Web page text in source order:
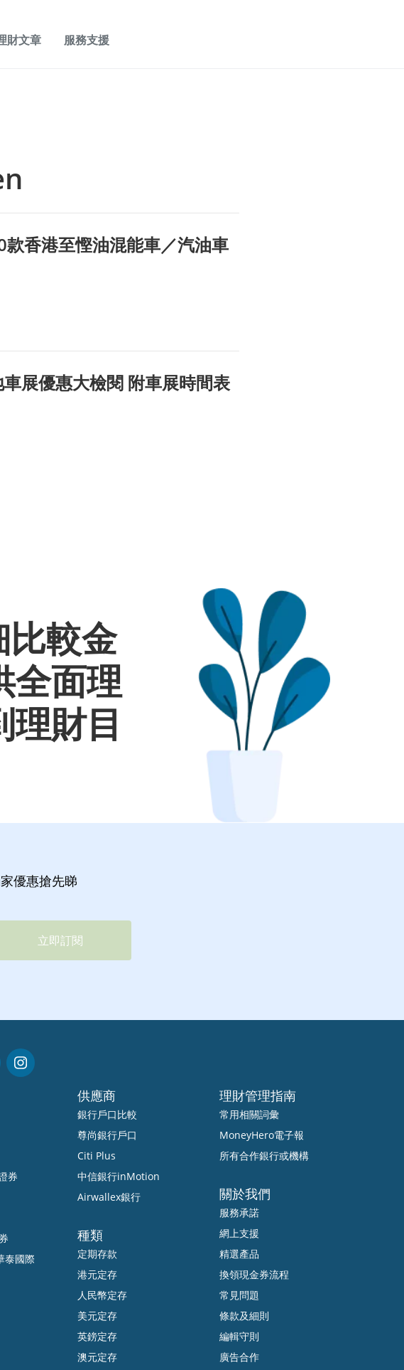
財文章 服務支援
款香港至慳油混能車／汽油車
車展優惠大檢閱 附車展時間表
較金
全面理
理財目
優惠搶先睇
券
泰國際
供應商
銀行戶口比較
尊尚銀行戶口
Citi Plus
中信銀行inMotion
Airwallex銀行
種類
定期存款
港元定存
人民幣定存
美元定存
英鎊定存
澳元定存
理財管理指南
常用相關詞彙
MoneyHero電子報
所有合作銀行或機構
關於我們
服務承諾
網上支援
精選產品
換領現金券流程
常見問題
條款及細則
編輯守則
廣告合作